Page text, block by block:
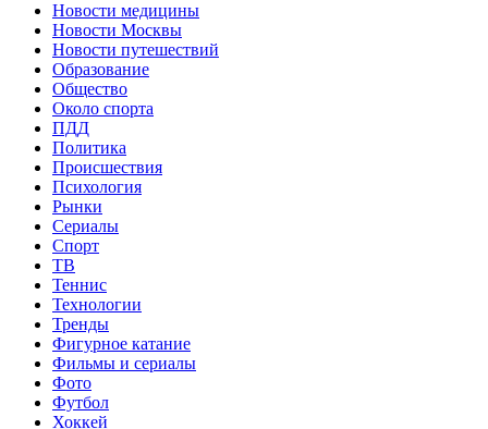
Новости медицины
Новости Москвы
Новости путешествий
Образование
Общество
Около спорта
ПДД
Политика
Происшествия
Психология
Рынки
Сериалы
Спорт
ТВ
Теннис
Технологии
Тренды
Фигурное катание
Фильмы и сериалы
Фото
Футбол
Хоккей